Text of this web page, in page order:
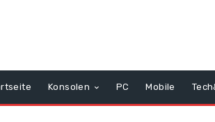
Konsolen PC Mobile